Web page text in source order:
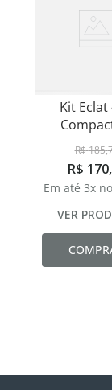
Kit Eclat
Corretivo
R$185,
R$ 170,
Em até 3x
VER